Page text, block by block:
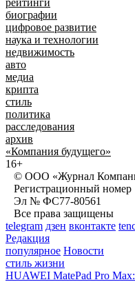
рейтинги
биографии
цифровое развитие
наука и технологии
недвижимость
авто
медиа
крипта
стиль
политика
расследования
архив
«Компания будущего»
16+
© ООО «Журнал
Регистрационный номер
Эл № ФС77-80561
Все права защищены
telegram дзен вконтакте
Редакция
популярное Новости
стиль жизни
HUAWEI MatePad Pro